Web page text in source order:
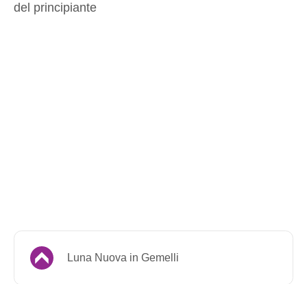
del principiante
Luna Nuova in Gemelli